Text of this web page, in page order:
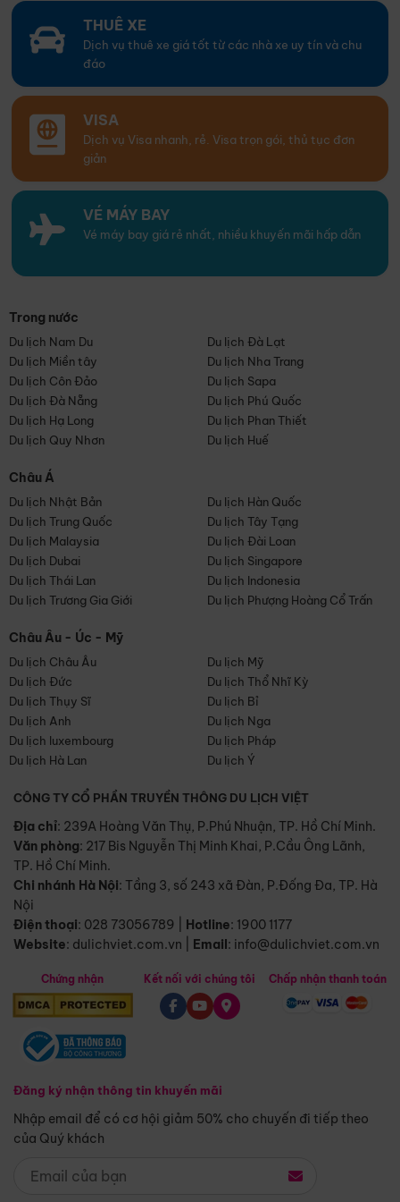
THUÊ XE
Dịch vụ thuê xe giá tốt từ các nhà xe uy tín và chu
đáo
VISA
Dịch vụ Visa nhanh, rẻ. Visa trọn gói, thủ tục đơn
giản
VÉ MÁY BAY
Vé máy bay giá rẻ nhất, nhiều khuyến mãi hấp dẫn
Trong nước
Du lịch Nam Du
Du lịch Đà Lạt
Du lịch Miền tây
Du lịch Nha Trang
Du lịch Côn Đảo
Du lịch Sapa
Du lịch Đà Nẵng
Du lịch Phú Quốc
Du lịch Hạ Long
Du lịch Phan Thiết
Du lịch Quy Nhơn
Du lịch Huế
Châu Á
Du lịch Nhật Bản
Du lịch Hàn Quốc
Du lịch Trung Quốc
Du lịch Tây Tạng
Du lịch Malaysia
Du lịch Đài Loan
Du lịch Dubai
Du lịch Singapore
Du lịch Thái Lan
Du lịch Indonesia
Du lịch Trương Gia Giới
Du lịch Phượng Hoàng Cổ Trấn
Châu Âu - Úc - Mỹ
Du lịch Châu Âu
Du lịch Mỹ
Du lịch Đức
Du lịch Thổ Nhĩ Kỳ
Du lịch Thụy Sĩ
Du lịch Bỉ
Du lịch Anh
Du lịch Nga
Du lịch luxembourg
Du lịch Pháp
Du lịch Hà Lan
Du lịch Ý
CÔNG TY CỔ PHẦN TRUYỀN THÔNG DU LỊCH VIỆT
Địa chỉ: 239A Hoàng Văn Thụ, P.Phú Nhuận, TP. Hồ Chí Minh.
Văn phòng: 217 Bis Nguyễn Thị Minh Khai, P.Cầu Ông Lãnh,
TP. Hồ Chí Minh.
Chi nhánh Hà Nội: Tầng 3, số 243 xã Đàn, P.Đống Đa, TP. Hà
Nội
Điện thoại: 028 73056789 Hotline: 1900 1177
Website: dulichviet.com.vn Email: info@dulichviet.com.vn
Chứng nhận
Đăng ký nhận thông tin khuyến mãi
Nhập email để có cơ hội giảm 50% cho chuyến đi tiếp theo
của Quý khách
Kết nối với chúng tôi Chấp nhận thanh toán